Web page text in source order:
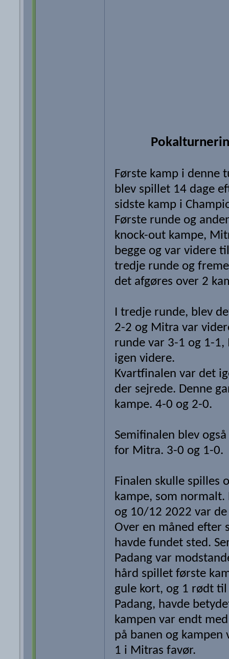
Første kamp i denne
blev spillet 14 dage
sidste kamp i
Første runde og
knock-out kampe,
begge og var videre
tredje runde og
det afgøres over 2
I tredje runde, blev
2-2 og Mitra var
runde var 3-1 og 1-1,
igen videre.
Kvartfinalen var det
der sejrede. Denne
kampe. 4-0 og 2-0.
Semifinalen blev
for Mitra. 3-0 og 1-0.
Finalen skulle spilles
kampe, som normalt.
og 10/12 2022 var
Over en måned efter
havde fundet sted.
Padang var
hård spillet første
gule kort, og 1 rødt til
Padang, havde
kampen var endt
på banen og kampen
1 i Mitras favør.